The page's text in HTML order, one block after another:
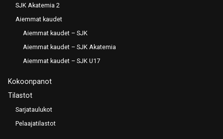
SJK Akatemia 2
Aiemmat kaudet
Aiemmat kaudet – SJK
Aiemmat kaudet – SJK Akatemia
Aiemmat kaudet – SJK U17
Kokoonpanot
Tilastot
Sarjataulukot
Pelaajatilastot